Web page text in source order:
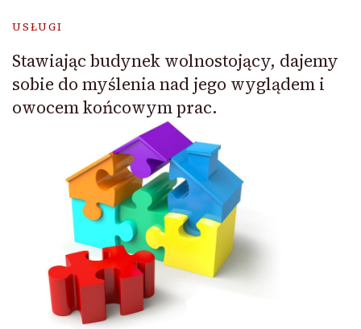
USŁUGI
Stawiając budynek wolnostojący, dajemy
sobie do myślenia nad jego wyglądem i
owocem końcowym prac.